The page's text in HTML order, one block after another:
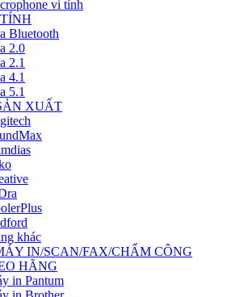
vi tính
Bluetooth
2.0
2.1
4.1
5.1
XUẤT
khác
IN/SCAN/FAX/CHẤM CÔNG
HÃNG
in Pantum